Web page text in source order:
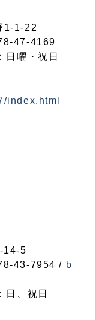
1-1-22
47-4169
曜・祝日
index.html
14-5
43-7954 / b
、祝日